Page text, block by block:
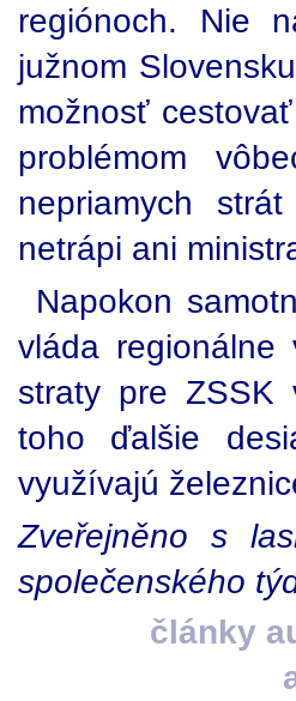
regiónoch. Nie
južnom
možnosť
problémom
nepriamych
netrápi ani
Napokon
vláda regionálne
straty pre ZSSK
toho ďalšie
využívajú
Zveřejněno s
společenského
články